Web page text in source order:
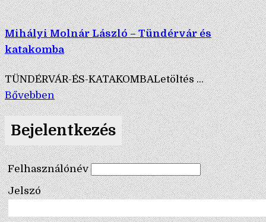
Mihályi Molnár László – Tündérvár és
katakomba
TÜNDÉRVÁR-ÉS-KATAKOMBALetöltés ...
Bővebben
Bejelentkezés
Felhasználónév
Jelszó